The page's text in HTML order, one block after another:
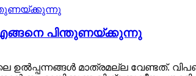
പിന്തുണയ്ക്കുന്നു
ഉൽപ്പന്നങ്ങൾ മാത്രമല്ല വേണ്ടത്.